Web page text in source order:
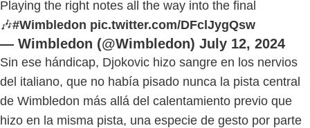
Playing the right notes all the way into the final
🎶#Wimbledon pic.twitter.com/DFclJygQsw
— Wimbledon (@Wimbledon) July 12, 2024
Sin ese hándicap, Djokovic hizo sangre en los nervios
del italiano, que no había pisado nunca la pista central
de Wimbledon más allá del calentamiento previo que
hizo en la misma pista, una especie de gesto por parte